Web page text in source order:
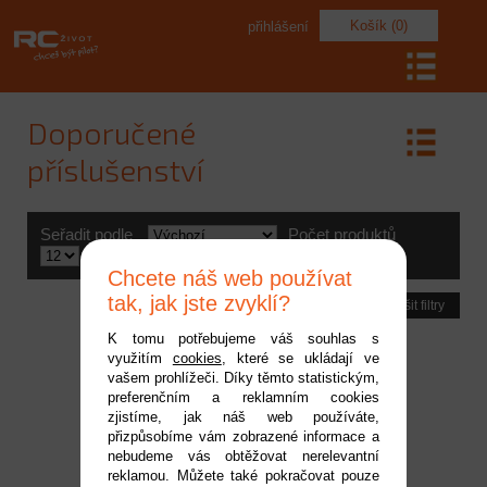
Košík (0)
přihlášení
Doporučené
příslušenství
Seřadit podle
Počet produktů
Zrušit filtry
Chcete náš web používat
tak, jak jste zvyklí?
K tomu potřebujeme váš souhlas s
využitím cookies, které se ukládají ve
vašem prohlížeči. Díky těmto statistickým,
preferenčním a reklamním cookies
zjistíme, jak náš web používáte,
přizpůsobíme vám zobrazené informace a
nebudeme vás obtěžovat nerelevantní
reklamou. Můžete také pokračovat pouze